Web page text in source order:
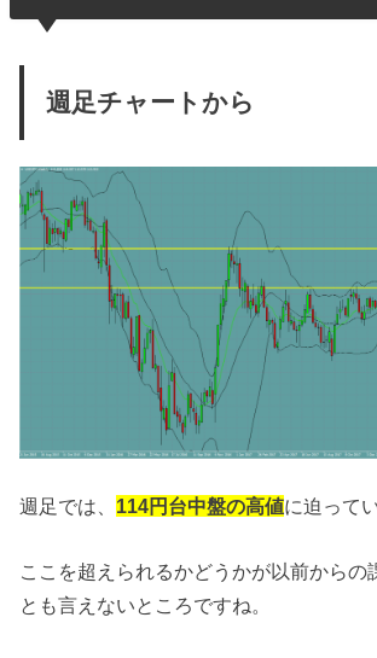
週足チャートから
週足では、 114円台中盤の高値に迫って
ここを超えられるかどうかが以前からの
とも言えないところですね。